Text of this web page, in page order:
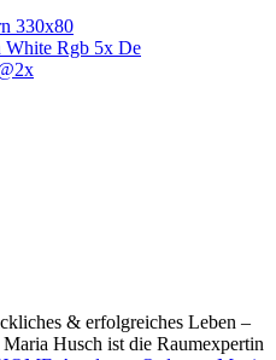
& erfolgreiches Leben –
Husch ist die Raumexpertin